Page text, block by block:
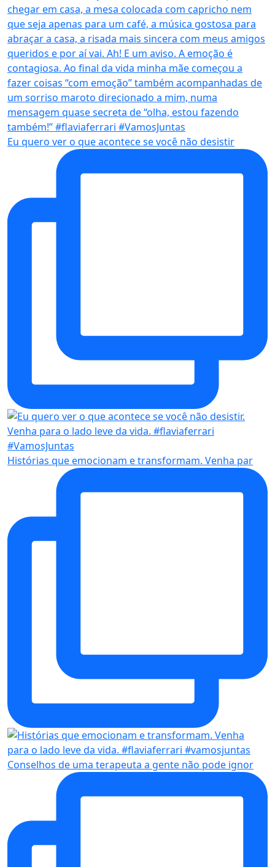
Eu quero ver o que acontece se você não desistir
Histórias que emocionam e transformam. Venha par
Conselhos de uma terapeuta a gente não pode ignor